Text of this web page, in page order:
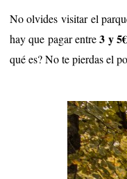
No olvides visitar el
hay que pagar entre3 y
qué es? No te pierdas el